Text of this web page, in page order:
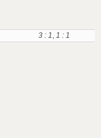
3 : 1, 1 : 1